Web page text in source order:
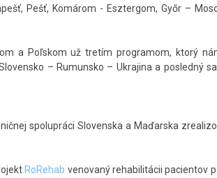
Pešť, Komárom - Esztergom, Győr –
a Poľskom už tretím programom, ktorý
– Rumunsko – Ukrajina a posledný
spolupráci Slovenska a Maďarska
RoRehab venovaný rehabilitácii pacientov